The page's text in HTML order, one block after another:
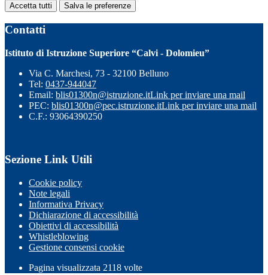
Accetta tutti Salva le preferenze
Contatti
Istituto di Istruzione Superiore “Calvi - Dolomieu”
Via C. Marchesi, 73 - 32100 Belluno
Tel: 0437-944047
Email: blis01300n@istruzione.itLink per inviare una mail
PEC: blis01300n@pec.istruzione.itLink per inviare una mail
C.F.: 93064390250
Sezione Link Utili
Cookie policy
Note legali
Informativa Privacy
Dichiarazione di accessibilità
Obiettivi di accessibilità
Whistleblowing
Gestione consensi cookie
Pagina visualizzata 2118 volte